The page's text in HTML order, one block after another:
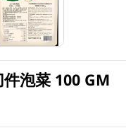
件泡菜 100 GM